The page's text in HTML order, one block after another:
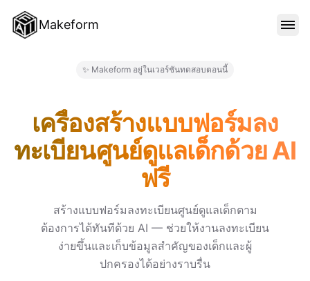
Makeform
บล็อก
✨ Makeform อยู่ในเวอร์ชันทดสอบตอนนี้
เครื่องสร้างแบบฟอร์มลง
ทะเบียนศูนย์ดูแลเด็กด้วย AI
ฟรี
สร้างแบบฟอร์มลงทะเบียนศูนย์ดูแลเด็กตาม
ต้องการได้ทันทีด้วย AI — ช่วยให้งานลงทะเบียน
ง่ายขึ้นและเก็บข้อมูลสำคัญของเด็กและผู้
ปกครองได้อย่างราบรื่น